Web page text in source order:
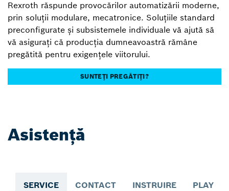
Rexroth răspunde provocărilor automatizării moderne,
prin soluții modulare, mecatronice. Soluțiile standard
preconfigurate și subsistemele individuale vă ajută să
vă asigurați că producția dumneavoastră rămâne
pregătită pentru exigențele viitorului.
SUNTEȚI PREGĂTIȚI?
Asistență
SERVICE CONTACT INSTRUIRE